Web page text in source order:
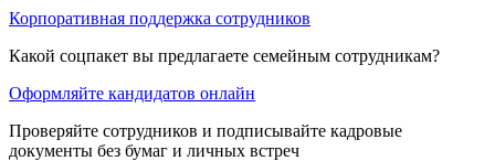
Корпоративная поддержка сотрудников
Какой соцпакет вы предлагаете семейным сотрудникам?
Оформляйте кандидатов онлайн
Проверяйте сотрудников и подписывайте кадровые
документы без бумаг и личных встреч